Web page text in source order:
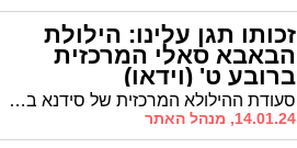
זכותו תגן עלינו: הילולת
הבאבא סאלי המרכזית
ברובע ט' (וידאו)
סעודת ההילולא המרכזית של סידנא באבא סאלי זי"ע התקיימה בבית הכנסת 'זכור לאברהם' ברובע ט' בהשתתפות ממ"ק רה"ע ר' אבי אמסלם, הרב ינון אזולאי, הגר"י שיינין שליט"א ועוד
14.01.24, מנהל האתר